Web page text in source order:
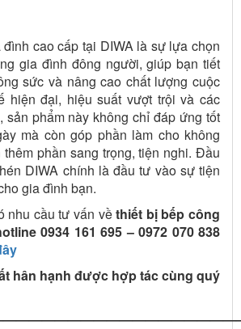
cao cấp tại DIWA là sự lựa chọn
gia đình đông người, giúp bạn tiết
sức và nâng cao chất lượng cuộc
hiện đại, hiệu suất vượt trội và các
sản phẩm này không chỉ đáp ứng tốt
mà còn góp phần làm cho không
phần sang trọng, tiện nghi. Đầu
DIWA chính là đầu tư vào sự tiện
gia đình bạn.
nhu cầu tư vấn vềthiết bị bếp công
0934 161 695 – 0972 070 838
hân hạnh được hợp tác cùng quý